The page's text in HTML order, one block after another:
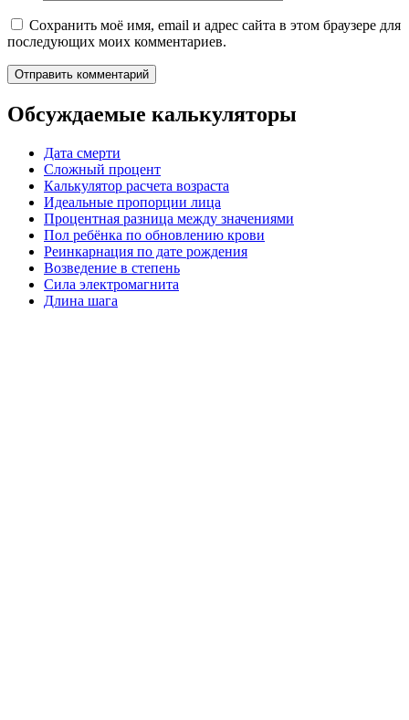
Сохранить моё имя, email и адрес сайта в этом браузере для
последующих моих комментариев.
Обсуждаемые калькуляторы
Дата смерти
Сложный процент
Калькулятор расчета возраста
Идеальные пропорции лица
Процентная разница между значениями
Пол ребёнка по обновлению крови
Реинкарнация по дате рождения
Возведение в степень
Сила электромагнита
Длина шага